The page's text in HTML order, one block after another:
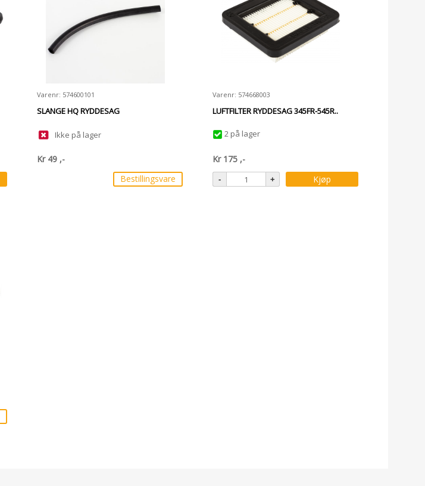
Varenr: 574600101
SLANGE HQ RYDDESAG
Ikke på lager
Kr 49 ,-
Bestillingsvare
Varenr: 574668003
LUFTFILTER RYDDESAG 345FR-545R..
2 på lager
Kr 175 ,-
Kjøp